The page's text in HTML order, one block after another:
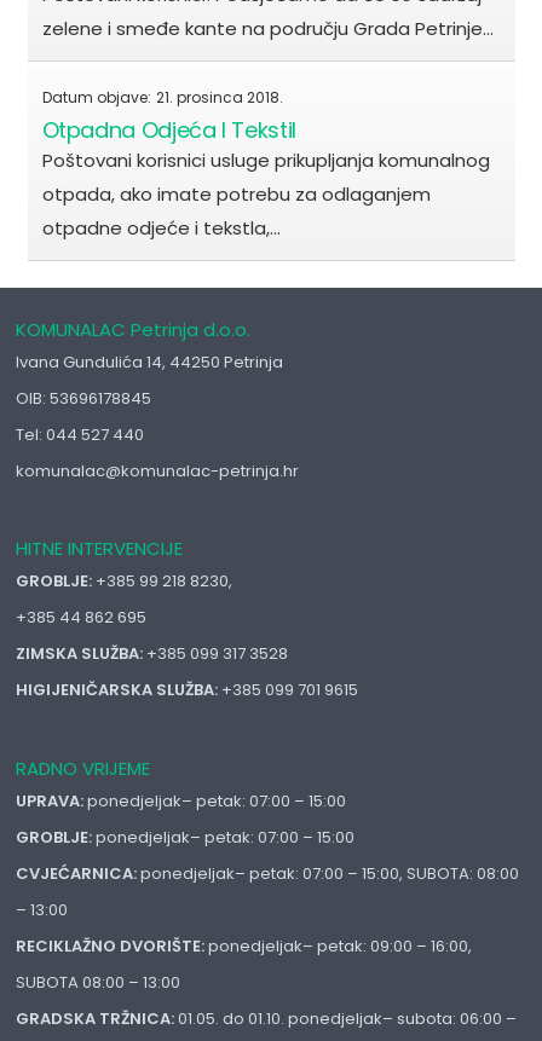
zelene i smeđe kante na području Grada Petrinje…
Datum objave: 21. prosinca 2018.
Otpadna Odjeća I Tekstil
Poštovani korisnici usluge prikupljanja komunalnog
otpada, ako imate potrebu za odlaganjem
otpadne odjeće i tekstla,…
KOMUNALAC Petrinja d.o.o.
Ivana Gundulića 14, 44250 Petrinja
OIB: 53696178845
Tel: 044 527 440
komunalac@komunalac-petrinja.hr
HITNE INTERVENCIJE
GROBLJE: +385 99 218 8230,
+385 44 862 695
ZIMSKA SLUŽBA: +385 099 317 3528
HIGIJENIČARSKA SLUŽBA: +385 099 701 9615
RADNO VRIJEME
UPRAVA:ponedjeljak– petak: 07:00 – 15:00
GROBLJE:ponedjeljak– petak: 07:00 – 15:00
CVJEĆARNICA:ponedjeljak– petak: 07:00 – 15:00, SUBOTA: 08:00
– 13:00
RECIKLAŽNO DVORIŠTE:ponedjeljak– petak: 09:00 – 16:00,
SUBOTA 08:00 – 13:00
GRADSKA TRŽNICA:01.05. do 01.10. ponedjeljak– subota: 06:00 –